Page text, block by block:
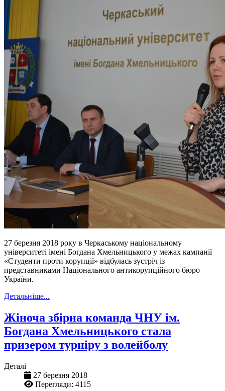
27 березня 2018 року в Черкаському національному
університеті імені Богдана Хмельницького у межах кампанії
«Студенти проти корупції» відбулась зустріч із
представниками Національного антикорупційного бюро
України.
Детальніше...
Жіноча збірна команда ЧНУ ім.
Богдана Хмельницького стала
призером турніру з волейболу
Деталі
27 березня 2018
Перегляди: 4115